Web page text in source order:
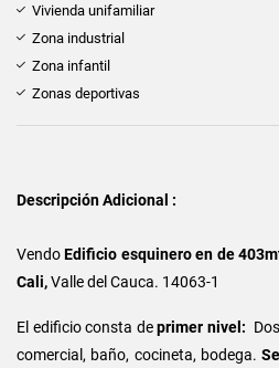
Vivienda unifamiliar
Zona industrial
Zona infantil
Zonas deportivas
Descripción Adicional :
VendoEdificio esquinero en de
Cali,Valle del Cauca. 14063-1
El edificio consta deprimer nivel:
comercial, baño, cocineta, bodega.